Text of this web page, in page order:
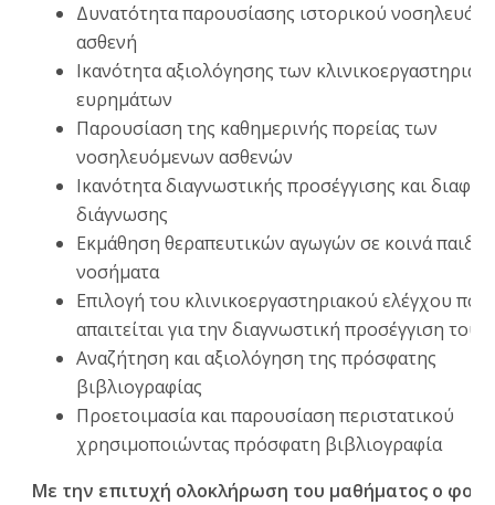
Δυνατότητα παρουσίασης ιστορικού
ασθενή
Ικανότητα αξιολόγησης των
ευρημάτων
Παρουσίαση της καθημερινής πορείας των
νοσηλευόμενων ασθενών
Ικανότητα διαγνωστικής προσέγγισης και
διάγνωσης
Εκμάθηση θεραπευτικών αγωγών σε κοινά
νοσήματα
Επιλογή του κλινικοεργαστηριακού ελέγχου που
απαιτείται για την διαγνωστική προσέγγιση του
Αναζήτηση και αξιολόγηση της πρόσφατης
βιβλιογραφίας
Προετοιμασία και παρουσίαση περιστατικού
χρησιμοποιώντας πρόσφατη βιβλιογραφία
Με την επιτυχή ολοκλήρωση του μαθήματος ο